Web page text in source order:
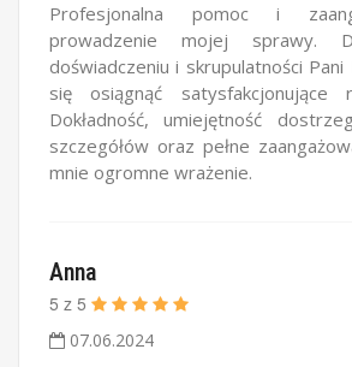
Profesjonalna pomoc i
prowadzenie mojej sprawy.
doświadczeniu i skrupulatności Pani
się osiągnąć satysfakcjonujące
Dokładność, umiejętność
szczegółów oraz pełne
mnie ogromne wrażenie.
Anna
5 z 5
07.06.2024